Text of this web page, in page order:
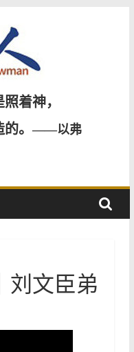
着神，
的。——以弗
刘文臣弟